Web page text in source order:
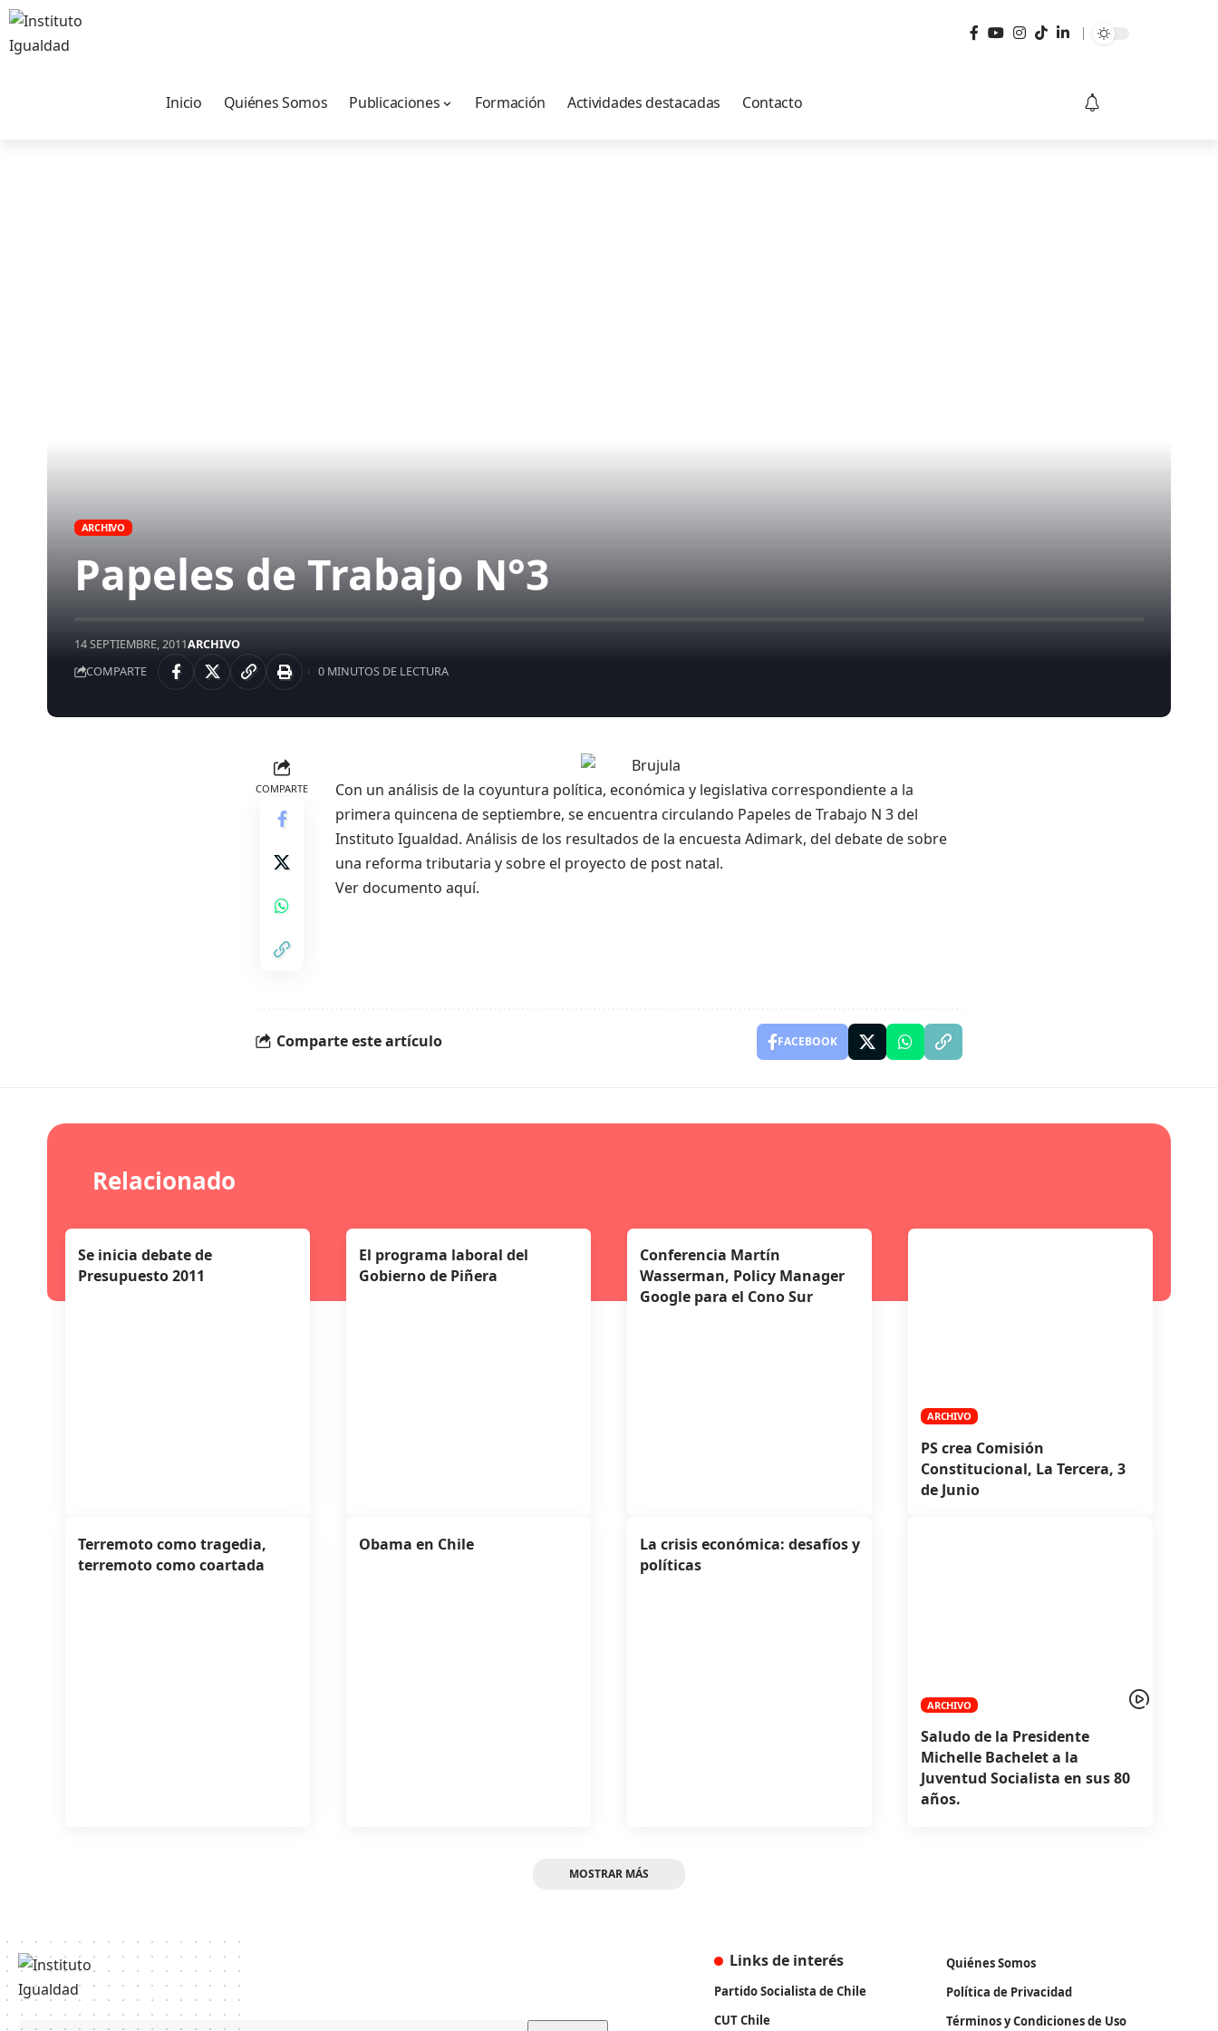
Inicio Quiénes Somos Publicaciones Formación Actividades destacadas Contacto
ARCHIVO
Papeles de Trabajo N°3
14 SEPTIEMBRE, 2011ARCHIVO
COMPARTE
0 MINUTOS DE LECTURA
COMPARTE
Con un análisis de la coyuntura política, económica y legislativa correspondiente a la
primera quincena de septiembre, se encuentra circulando Papeles de Trabajo N 3 del
Instituto Igualdad. Análisis de los resultados de la encuesta Adimark, del debate de sobre
una reforma tributaria y sobre el proyecto de post natal.
Ver documento aquí.
Comparte este artículo FACEBOOK
Relacionado
Se inicia debate de
Presupuesto 2011
El programa laboral del
Gobierno de Piñera
Conferencia Martín
Wasserman, Policy Manager
Google para el Cono Sur
ARCHIVO
PS crea Comisión
Constitucional, La Tercera, 3
de Junio
Terremoto como tragedia,
terremoto como coartada
Obama en Chile
La crisis económica: desafíos y
políticas
ARCHIVO
Saludo de la Presidente
Michelle Bachelet a la
Juventud Socialista en sus 80
años.
MOSTRAR MÁS
Links de interés
Partido Socialista de Chile
CUT Chile
Quiénes Somos
Política de Privacidad
Términos y Condiciones de Uso